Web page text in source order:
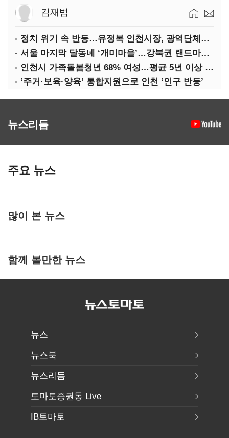
김재범
정치 위기 속 반등…유정복 인천시장, 광역단체장 평가 ‘상승세’
서울 마지막 달동네 ‘개미마을’…강북권 랜드마크로 재탄생한다
인천시 가족돌봄청년 68% 여성…평균 5년 이상 돌봄 ‘우울감’ 호소
‘주거·보육·양육’ 통합지원으로 인천 ‘인구 반등’
뉴스리듬
주요 뉴스
많이 본 뉴스
함께 볼만한 뉴스
뉴스
뉴스북
뉴스리듬
토마토증권통 Live
IB토마토